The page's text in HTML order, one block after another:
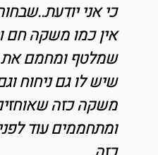
מבשלתכי אני
אין כמו משקה חם
שמלטף ומחמם את
שיש לו גם ניחוח
משקה כזה
ומתחממים עוד